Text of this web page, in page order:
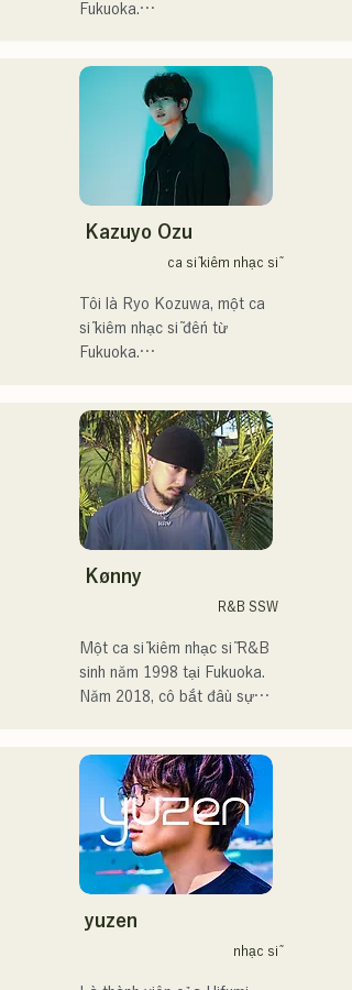
アメリカ人母から生まれた
Fukuoka.
hát mạnh mẽ, trẻ trung và
độc đáo của tay bass
SEIYA và tay trống SHO,
tạo nên một âm thanh rock
bắt tai nhưng quen thuộc,
mang đậm dấu ấn riêng của
AREINT.
nhạc nền mở đầu cho
chương trình "KBC Radio
Hawks Live 2024".
Kazuyo Ozu
ca sĩ kiêm nhạc sĩ
Tôi là Ryo Kozuwa, một ca
sĩ kiêm nhạc sĩ đến từ
Fukuoka.
động ở Tokyo, biểu diễn
trên đường phố, trên TikTok
và tại các sự kiện!
Tôi yêu âm nhạc từ khi còn
nhỏ.
và quyết định trở thành ca
sĩ.
người.
・Giải thưởng lớn của
CampusCollection 2022
・Bài hát gốc "Pudding"
của tôi sẽ được sử dụng
Đài phát thanh KBC vào
Kønny
R&B SSW
Một ca sĩ kiêm nhạc sĩ R&B
sinh năm 1998 tại Fukuoka.
Năm 2018, cô bắt đầu sự
Tam là MAVRIQ (trước đây
là MELTY LOUNGE).
Năm 2022, cô bắt đầu hoạt
động solo với nghệ danh
Kønny.
Kết hợp âm nhạc R&B của
những năm 90 và 2000 đã
nhỏ, cô theo đuổi một âm
thanh mới mẻ. Giọng hát
yuzen
nhạc sĩ